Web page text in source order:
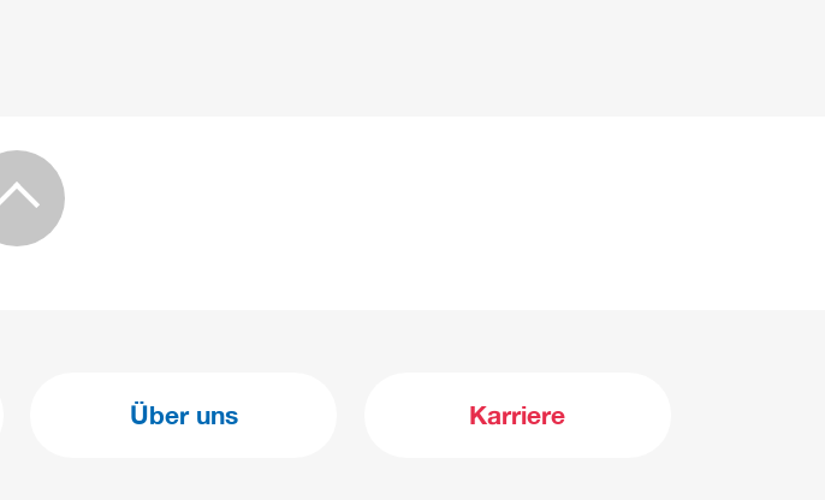
Über uns Karriere